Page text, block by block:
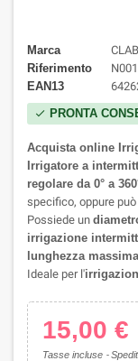
Marca
Riferimento
EAN13
check PRONTA
Acquista online
Irrigatore a
regolare da 0° a
specifico, oppure
Possiede un d
irrigazione
lunghezza
Ideale per l'
15,00 €
Tasse incluse